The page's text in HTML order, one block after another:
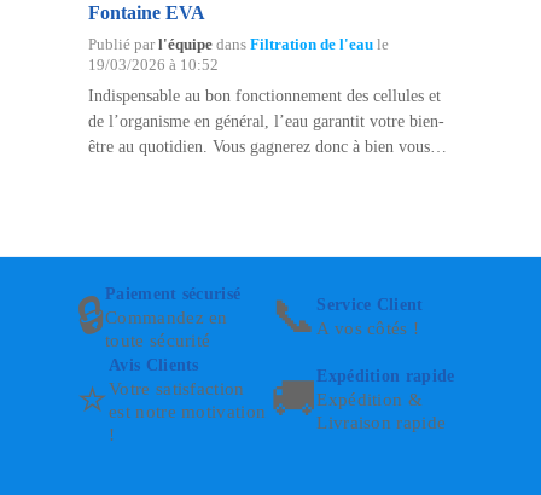
Fontaine EVA
Publié parl'équipedans Filtration de l'eaule
19/03/2026 à 10:52
Indispensable au bon fonctionnement des cellules et
de l’organisme en général, l’eau garantit votre bien-
être au quotidien. Vous gagnerez donc à bien vous
🔒Paiement sécurisé
Commandez en
toute sécurité
📞 Service Client
A vos côtés !
⭐
Avis Clients
Votre satisfaction
est notre motivation
!
🚚Expédition rapide
Expédition &
Livraison rapide